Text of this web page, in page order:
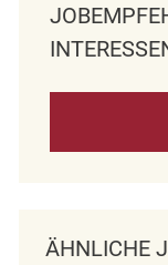
ÄHNLICHE